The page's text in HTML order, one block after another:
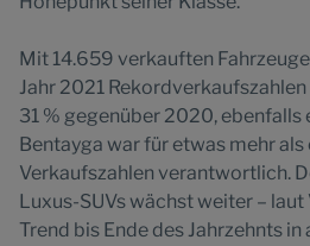
Mit 14.659 verkauften
Jahr 2021
31 % gegenüber 2020, ebenfalls
Bentayga war für etwas mehr
Verkaufszahlen verantwortlich.
Luxus-SUVs wächst weiter –
Trend bis Ende des Jahrzehnts in